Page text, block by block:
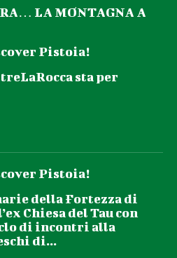
LA MONTAGNA A
Pistoia!
sta per
Pistoia!
della Fortezza di
Chiesa del Tau con
di incontri alla
di...